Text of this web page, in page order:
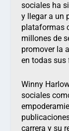
sociales ha
y llegar a un
plataformas
millones de
promover la
en todas sus
Winny
sociales
carrera y su